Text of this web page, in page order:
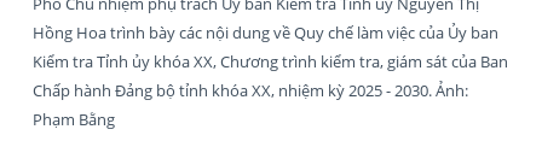
Hồng Hoa trình bày các nội dung về Quy chế làm việc của Ủy ban
Kiểm tra Tỉnh ủy khóa XX, Chương trình kiểm tra, giám sát của Ban
Chấp hành Đảng bộ tỉnh khóa XX, nhiệm kỳ 2025 - 2030. Ảnh:
Phạm Bằng